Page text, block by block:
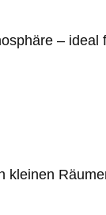
– ideal
kleinen